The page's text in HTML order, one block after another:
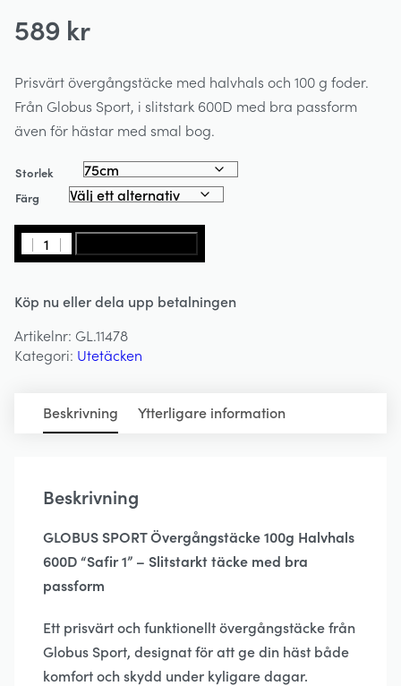
589 kr
Prisvärt övergångstäcke med halvhals och 100 g foder.
Från Globus Sport, i slitstark 600D med bra passform
även för hästar med smal bog.
Storlek
Färg
Övergångstäcke
100g
600D
Safir
1
SPORT
mängd
Köp nu eller dela upp betalningen
Artikelnr: GL.11478
Kategori: Utetäcken
Beskrivning Ytterligare information
Beskrivning
GLOBUS SPORT Övergångstäcke 100g Halvhals
600D “Safir 1” – Slitstarkt täcke med bra
passform
Ett prisvärt och funktionellt övergångstäcke från
Globus Sport, designat för att ge din häst både
komfort och skydd under kyligare dagar.